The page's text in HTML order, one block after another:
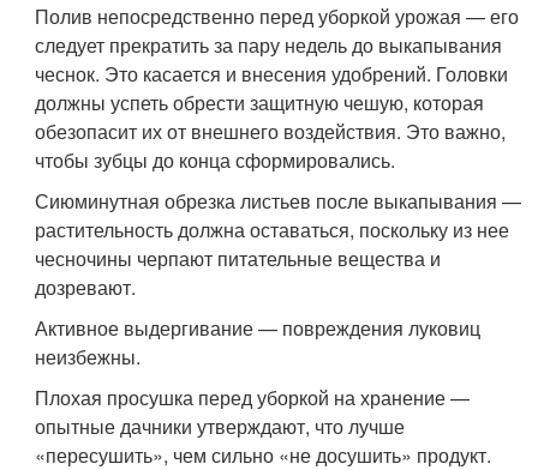
Полив непосредственно перед уборкой урожая — его
следует прекратить за пару недель до выкапывания
чеснок. Это касается и внесения удобрений. Головки
должны успеть обрести защитную чешую, которая
обезопасит их от внешнего воздействия. Это важно,
чтобы зубцы до конца сформировались.
Сиюминутная обрезка листьев после выкапывания —
растительность должна оставаться, поскольку из нее
чесночины черпают питательные вещества и
дозревают.
Активное выдергивание — повреждения луковиц
неизбежны.
Плохая просушка перед уборкой на хранение —
опытные дачники утверждают, что лучше
«пересушить», чем сильно «не досушить» продукт.